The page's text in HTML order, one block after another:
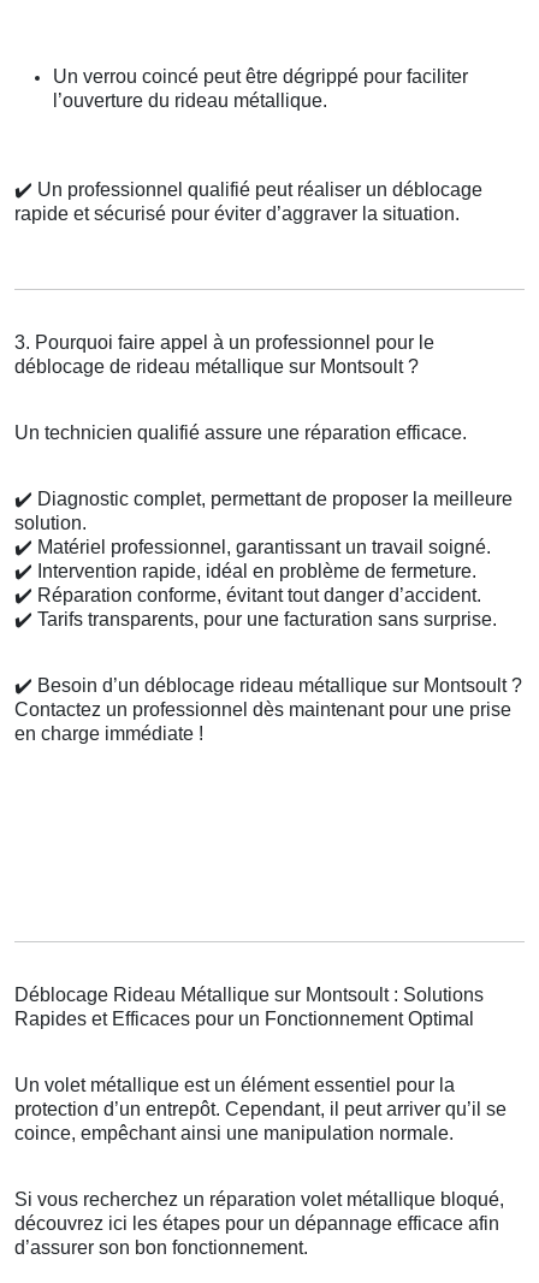
Un verrou coincé peut être dégrippé pour faciliter
l’ouverture du rideau métallique.
✔️ Un professionnel qualifié peut réaliser un déblocage
rapide et sécurisé pour éviter d’aggraver la situation.
3. Pourquoi faire appel à un professionnel pour le
déblocage de rideau métallique sur Montsoult ?
Un technicien qualifié assure une réparation efficace.
✔️ Diagnostic complet, permettant de proposer la meilleure
solution.
✔️ Matériel professionnel, garantissant un travail soigné.
✔️ Intervention rapide, idéal en problème de fermeture.
✔️ Réparation conforme, évitant tout danger d’accident.
✔️ Tarifs transparents, pour une facturation sans surprise.
✔️ Besoin d’un déblocage rideau métallique sur Montsoult ?
Contactez un professionnel dès maintenant pour une prise
en charge immédiate !
Déblocage Rideau Métallique sur Montsoult : Solutions
Rapides et Efficaces pour un Fonctionnement Optimal
Un volet métallique est un élément essentiel pour la
protection d’un entrepôt. Cependant, il peut arriver qu’il se
coince, empêchant ainsi une manipulation normale.
Si vous recherchez un réparation volet métallique bloqué,
découvrez ici les étapes pour un dépannage efficace afin
d’assurer son bon fonctionnement.